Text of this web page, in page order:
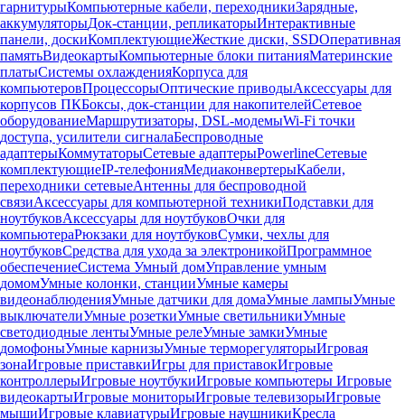
гарнитурыКомпьютерные кабели, переходникиЗарядные,
аккумуляторыДок-станции, репликаторыИнтерактивные
панели, доскиКомплектующиеЖесткие диски, SSDОперативная
памятьВидеокартыКомпьютерные блоки питанияМатеринские
платыСистемы охлажденияКорпуса для
компьютеровПроцессорыОптические приводыАксессуары для
корпусов ПКБоксы, док-станции для накопителейСетевое
оборудованиеМаршрутизаторы, DSL-модемыWi-Fi точки
доступа, усилители сигналаБеспроводные
адаптерыКоммутаторыСетевые адаптерыPowerlineСетевые
комплектующиеIP-телефонияМедиаконвертерыКабели,
переходники сетевыеАнтенны для беспроводной
связиАксессуары для компьютерной техникиПодставки для
ноутбуковАксессуары для ноутбуковОчки для
компьютераРюкзаки для ноутбуковСумки, чехлы для
ноутбуковСредства для ухода за электроникойПрограммное
обеспечениеСистема Умный домУправление умным
домомУмные колонки, станцииУмные камеры
видеонаблюденияУмные датчики для домаУмные лампыУмные
выключателиУмные розеткиУмные светильникиУмные
светодиодные лентыУмные релеУмные замкиУмные
домофоныУмные карнизыУмные терморегуляторыИгровая
зонаИгровые приставкиИгры для приставокИгровые
контроллерыИгровые ноутбукиИгровые компьютеры Игровые
видеокартыИгровые мониторыИгровые телевизорыИгровые
мышиИгровые клавиатурыИгровые наушникиКресла